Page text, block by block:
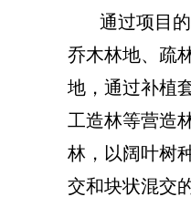
通过项目的
乔木林地、疏
地，通过补植
工造林等营造
林，以阔叶树
交和块状混交